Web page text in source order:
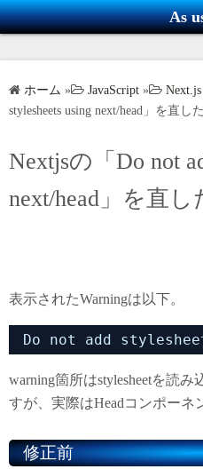
コ
ン
キ
ッ
As
ホーム » JavaScript » Next.js
stylesheets using next/head」を直し
Nextjsの「Do not
next/head」を直し
表示されたWarningは以下。
Do not add
warning箇所はstylesheetを読
すが、実際はHeadコンポーネ
修正前